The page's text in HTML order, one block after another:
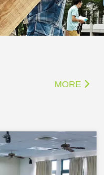
MORE